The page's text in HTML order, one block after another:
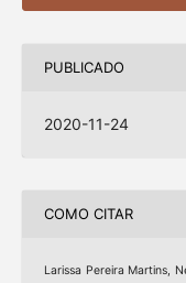
PUBLICADO
2020-11-24
COMO CITAR
Larissa Pereira Martins,